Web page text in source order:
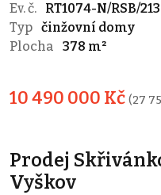
Ev. č.
RT1074-N/RSB/
Typ činžovní domy
Plocha
378 m²
10 490 000 Kč (27
Prodej
Vyškov